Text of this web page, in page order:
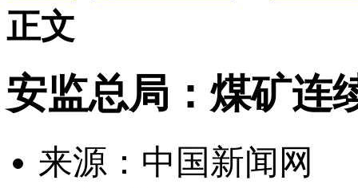
正文
安监总局：煤矿连
来源：中国新闻网